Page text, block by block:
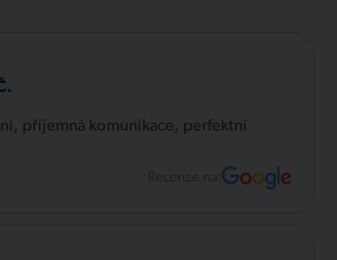
příjemná komunikace, perfektní
Recenze na: